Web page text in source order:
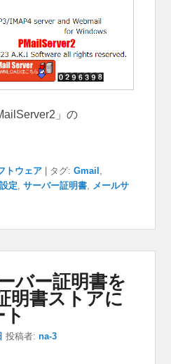
」の
トウェア タグ: Gmail ,
定,サーバー証明書, メールサ
バー証明書を
明書ストアに
ト
投稿者:na-3